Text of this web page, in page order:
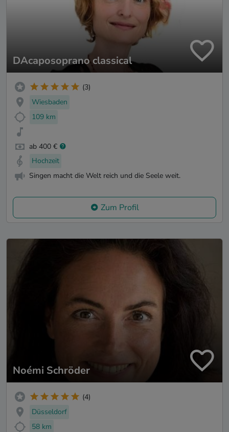
DAcaposoprano classical
(3)
Wiesbaden
109 km
ab 400 €
Hochzeit
Singen macht die Welt reich und die Seele weit.
Zum Profil
Noémi Schröder
(4)
Düsseldorf
58 km